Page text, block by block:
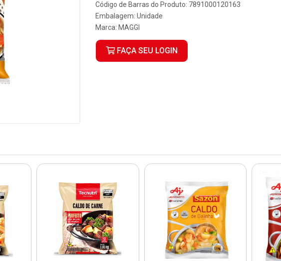
Código de Barras do Produto: 7891000120163
Embalagem: Unidade
Marca: MAGGI
FAÇA SEU LOGIN